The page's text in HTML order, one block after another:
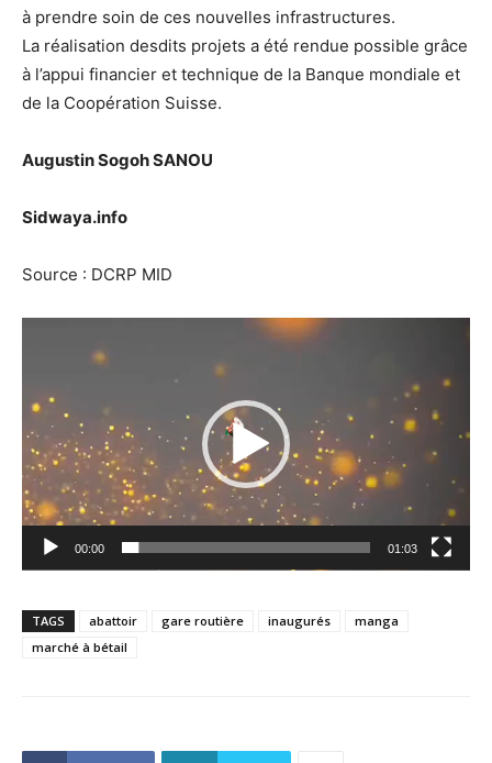
à prendre soin de ces nouvelles infrastructures.
La réalisation desdits projets a été rendue possible grâce
à l’appui financier et technique de la Banque mondiale et
de la Coopération Suisse.
Augustin Sogoh SANOU
Sidwaya.info
Source : DCRP MID
Lecteur
00:00 01:03
TAGS abattoir gare routière inaugurés
manga
marché à bétail